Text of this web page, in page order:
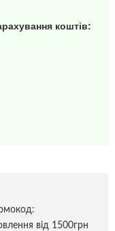
коштів:
від 1500грн